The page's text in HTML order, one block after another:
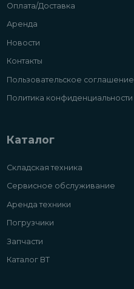
Оплата/Доставка
Аренда
Новости
Контакты
Пользовательское соглашение
Политика конфиденциальности
Каталог
Складская техника
Сервисное обслуживание
Аренда техники
Погрузчики
Запчасти
Каталог ВТ